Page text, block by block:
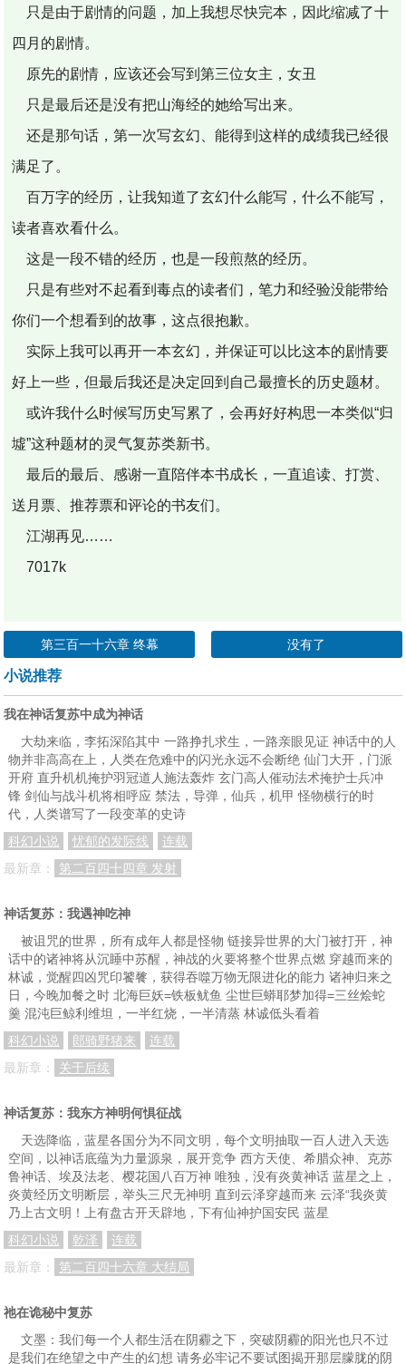
只是由于剧情的问题，加上我想尽快完本，因此缩减了十
四月的剧情。
原先的剧情，应该还会写到第三位女主，女丑
只是最后还是没有把山海经的她给写出来。
还是那句话，第一次写玄幻、能得到这样的成绩我已经很
满足了。
百万字的经历，让我知道了玄幻什么能写，什么不能写，
读者喜欢看什么。
这是一段不错的经历，也是一段煎熬的经历。
只是有些对不起看到毒点的读者们，笔力和经验没能带给
你们一个想看到的故事，这点很抱歉。
实际上我可以再开一本玄幻，并保证可以比这本的剧情要
好上一些，但最后我还是决定回到自己最擅长的历史题材。
或许我什么时候写历史写累了，会再好好构思一本类似“归
墟”这种题材的灵气复苏类新书。
最后的最后、感谢一直陪伴本书成长，一直追读、打赏、
送月票、推荐票和评论的书友们。
江湖再见……
7017k
第三百一十六章 终幕 没有了
小说推荐
我在神话复苏中成为神话
大劫来临，李拓深陷其中 一路挣扎求生，一路亲眼见证 神话中的人
物并非高高在上，人类在危难中的闪光永远不会断绝 仙门大开，门派
开府 直升机机掩护羽冠道人施法轰炸 玄门高人催动法术掩护士兵冲
锋 剑仙与战斗机将相呼应 禁法，导弹，仙兵，机甲 怪物横行的时
代，人类谱写了一段变革的史诗
科幻小说
忧郁的发际线
连载
最新章：
第二百四十四章 发射
神话复苏：我遇神吃神
被诅咒的世界，所有成年人都是怪物 链接异世界的大门被打开，神
话中的诸神将从沉睡中苏醒，神战的火要将整个世界点燃 穿越而来的
林诚，觉醒四凶咒印饕餮，获得吞噬万物无限进化的能力 诸神归来之
日，今晚加餐之时 北海巨妖=铁板鱿鱼 尘世巨蟒耶梦加得=三丝烩蛇
羹 混沌巨鲸利维坦，一半红烧，一半清蒸 林诚低头看着
科幻小说
郎骑野猪来
连载
最新章：
关于后续
神话复苏：我东方神明何惧征战
天选降临，蓝星各国分为不同文明，每个文明抽取一百人进入天选
空间，以神话底蕴为力量源泉，展开竞争 西方天使、希腊众神、克苏
鲁神话、埃及法老、樱花国八百万神 唯独，没有炎黄神话 蓝星之上，
炎黄经历文明断层，举头三尺无神明 直到云泽穿越而来 云泽“我炎黄
乃上古文明！上有盘古开天辟地，下有仙神护国安民 蓝星
科幻小说
乾泽
连载
最新章：
第二百四十六章 大结局
祂在诡秘中复苏
文墨：我们每一个人都生活在阴霾之下，突破阴霾的阳光也只不过
是我们在绝望之中产生的幻想 请务必牢记不要试图揭开那层朦胧的阴